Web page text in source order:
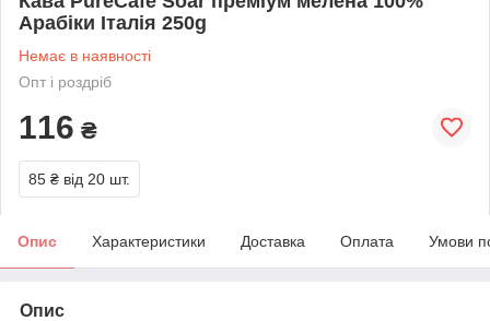
Арабіки Італія 250g
Немає в наявності
Опт і роздріб
116 ₴
85 ₴ від 20 шт.
Опис Характеристики Доставка Оплата Умови
Опис